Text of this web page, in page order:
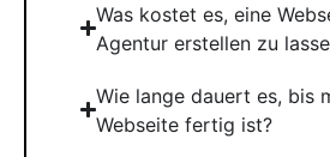
Was kostet es, eine
Agentur erstellen zu
Wie lange dauert es, bis
Webseite fertig ist?